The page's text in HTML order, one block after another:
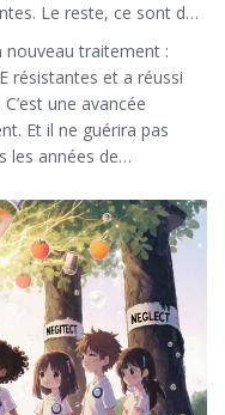
Le reste, ce sont des
pas une innovation.
nouveau traitement :
résistantes et a réussi
une avancée
Et il ne guérira pas
les années de